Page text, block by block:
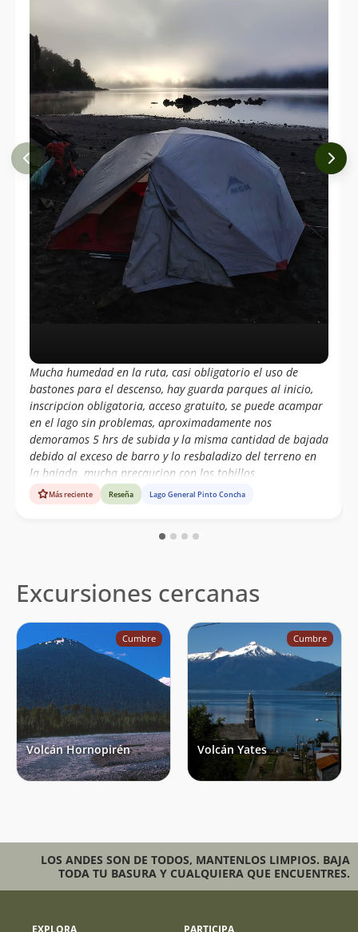
Mucha humedad en la ruta, casi obligatorio el uso de
bastones para el descenso, hay guarda parques al inicio,
inscripcion obligatoria, acceso gratuito, se puede acampar
en el lago sin problemas, aproximadamente nos
demoramos 5 hrs de subida y la misma cantidad de bajada
debido al exceso de barro y lo resbaladizo del terreno en
la bajada. mucha precaucion con los tobillos.
Más reciente Reseña Lago General Pinto Concha
Excursiones cercanas
Cumbre
Volcán Hornopirén
Cumbre
Volcán Yates
LOS ANDES SON DE TODOS, MANTENLOS LIMPIOS. BAJA
TODA TU BASURA Y CUALQUIERA QUE ENCUENTRES.
EXPLORA PARTICIPA